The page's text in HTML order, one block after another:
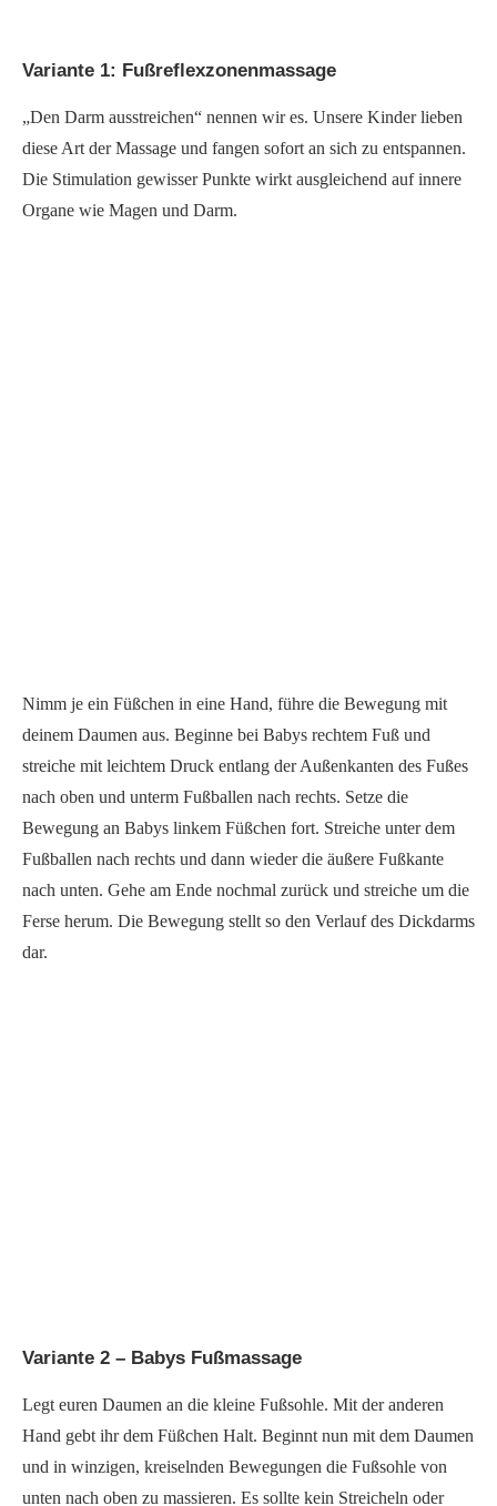
Variante 1: Fußreflexzonenmassage
„Den Darm ausstreichen“ nennen wir es. Unsere Kinder lieben
diese Art der Massage und fangen sofort an sich zu entspannen.
Die Stimulation gewisser Punkte wirkt ausgleichend auf innere
Organe wie Magen und Darm.
Nimm je ein Füßchen in eine Hand, führe die Bewegung mit
deinem Daumen aus. Beginne bei Babys rechtem Fuß und
streiche mit leichtem Druck entlang der Außenkanten des Fußes
nach oben und unterm Fußballen nach rechts. Setze die
Bewegung an Babys linkem Füßchen fort. Streiche unter dem
Fußballen nach rechts und dann wieder die äußere Fußkante
nach unten. Gehe am Ende nochmal zurück und streiche um die
Ferse herum. Die Bewegung stellt so den Verlauf des Dickdarms
dar.
Variante 2 – Babys Fußmassage
Legt euren Daumen an die kleine Fußsohle. Mit der anderen
Hand gebt ihr dem Füßchen Halt. Beginnt nun mit dem Daumen
und in winzigen, kreiselnden Bewegungen die Fußsohle von
unten nach oben zu massieren. Es sollte kein Streicheln oder